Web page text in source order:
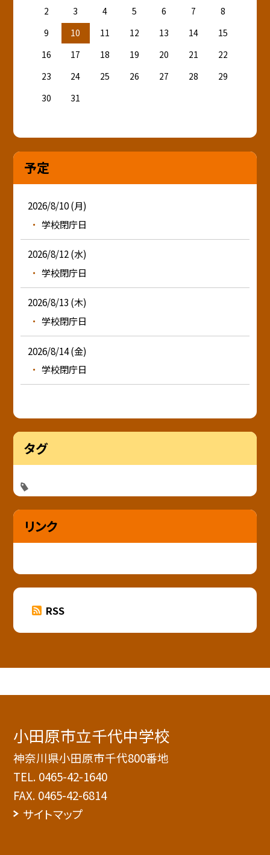
2
3 4 5 6 7
8
9
10 11 12 13 14
15
16
17 18 19 20 21
22
23
24 25 26 27 28
29
30
31
予定
2026/8/10 (月)
学校閉庁日
2026/8/12 (水)
学校閉庁日
2026/8/13 (木)
学校閉庁日
2026/8/14 (金)
学校閉庁日
タグ
リンク
RSS
小田原市立千代中学校
神奈川県小田原市千代800番地
TEL. 0465-42-1640
FAX. 0465-42-6814
サイトマップ